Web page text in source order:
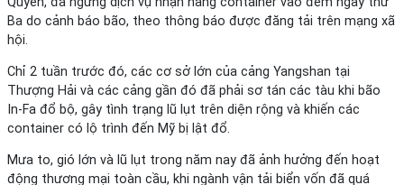
Ba do cảnh báo bão, theo thông báo được đăng tải trên mạng xã
hội.
Chỉ 2 tuần trước đó, các cơ sở lớn của cảng Yangshan tại
Thượng Hải và các cảng gần đó đã phải sơ tán các tàu khi bão
In-Fa đổ bộ, gây tình trạng lũ lụt trên diện rộng và khiến các
container có lộ trình đến Mỹ bị lật đổ.
Mưa to, gió lớn và lũ lụt trong năm nay đã ảnh hưởng đến hoạt
động thương mại toàn cầu, khi ngành vận tải biển vốn đã quá